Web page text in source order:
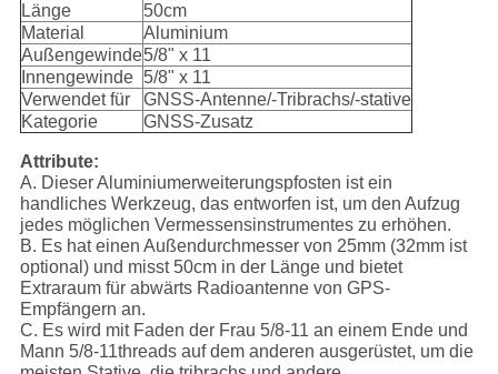
Länge
50cm
Material
Aluminium
Außengewinde5/8" x 11
Innengewinde 5/8" x 11
Verwendet für
GNSS-Antenne/-Tribrachs/-stative
Kategorie
GNSS-Zusatz
Attribute:
A. Dieser Aluminiumerweiterungspfosten ist ein
handliches Werkzeug, das entworfen ist, um den Aufzug
jedes möglichen Vermessensinstrumentes zu erhöhen.
B. Es hat einen Außendurchmesser von 25mm (32mm ist
optional) und misst 50cm in der Länge und bietet
Extraraum für abwärts Radioantenne von GPS-
Empfängern an.
C. Es wird mit Faden der Frau 5/8-11 an einem Ende und
Mann 5/8-11threads auf dem anderen ausgerüstet, um die